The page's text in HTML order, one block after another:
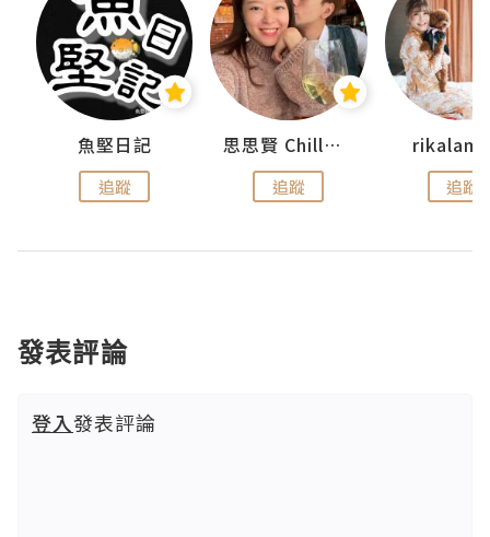
魚堅日記
追蹤
思思賢 ChillMyBabe
追蹤 追蹤
發表評論
登入發表評論